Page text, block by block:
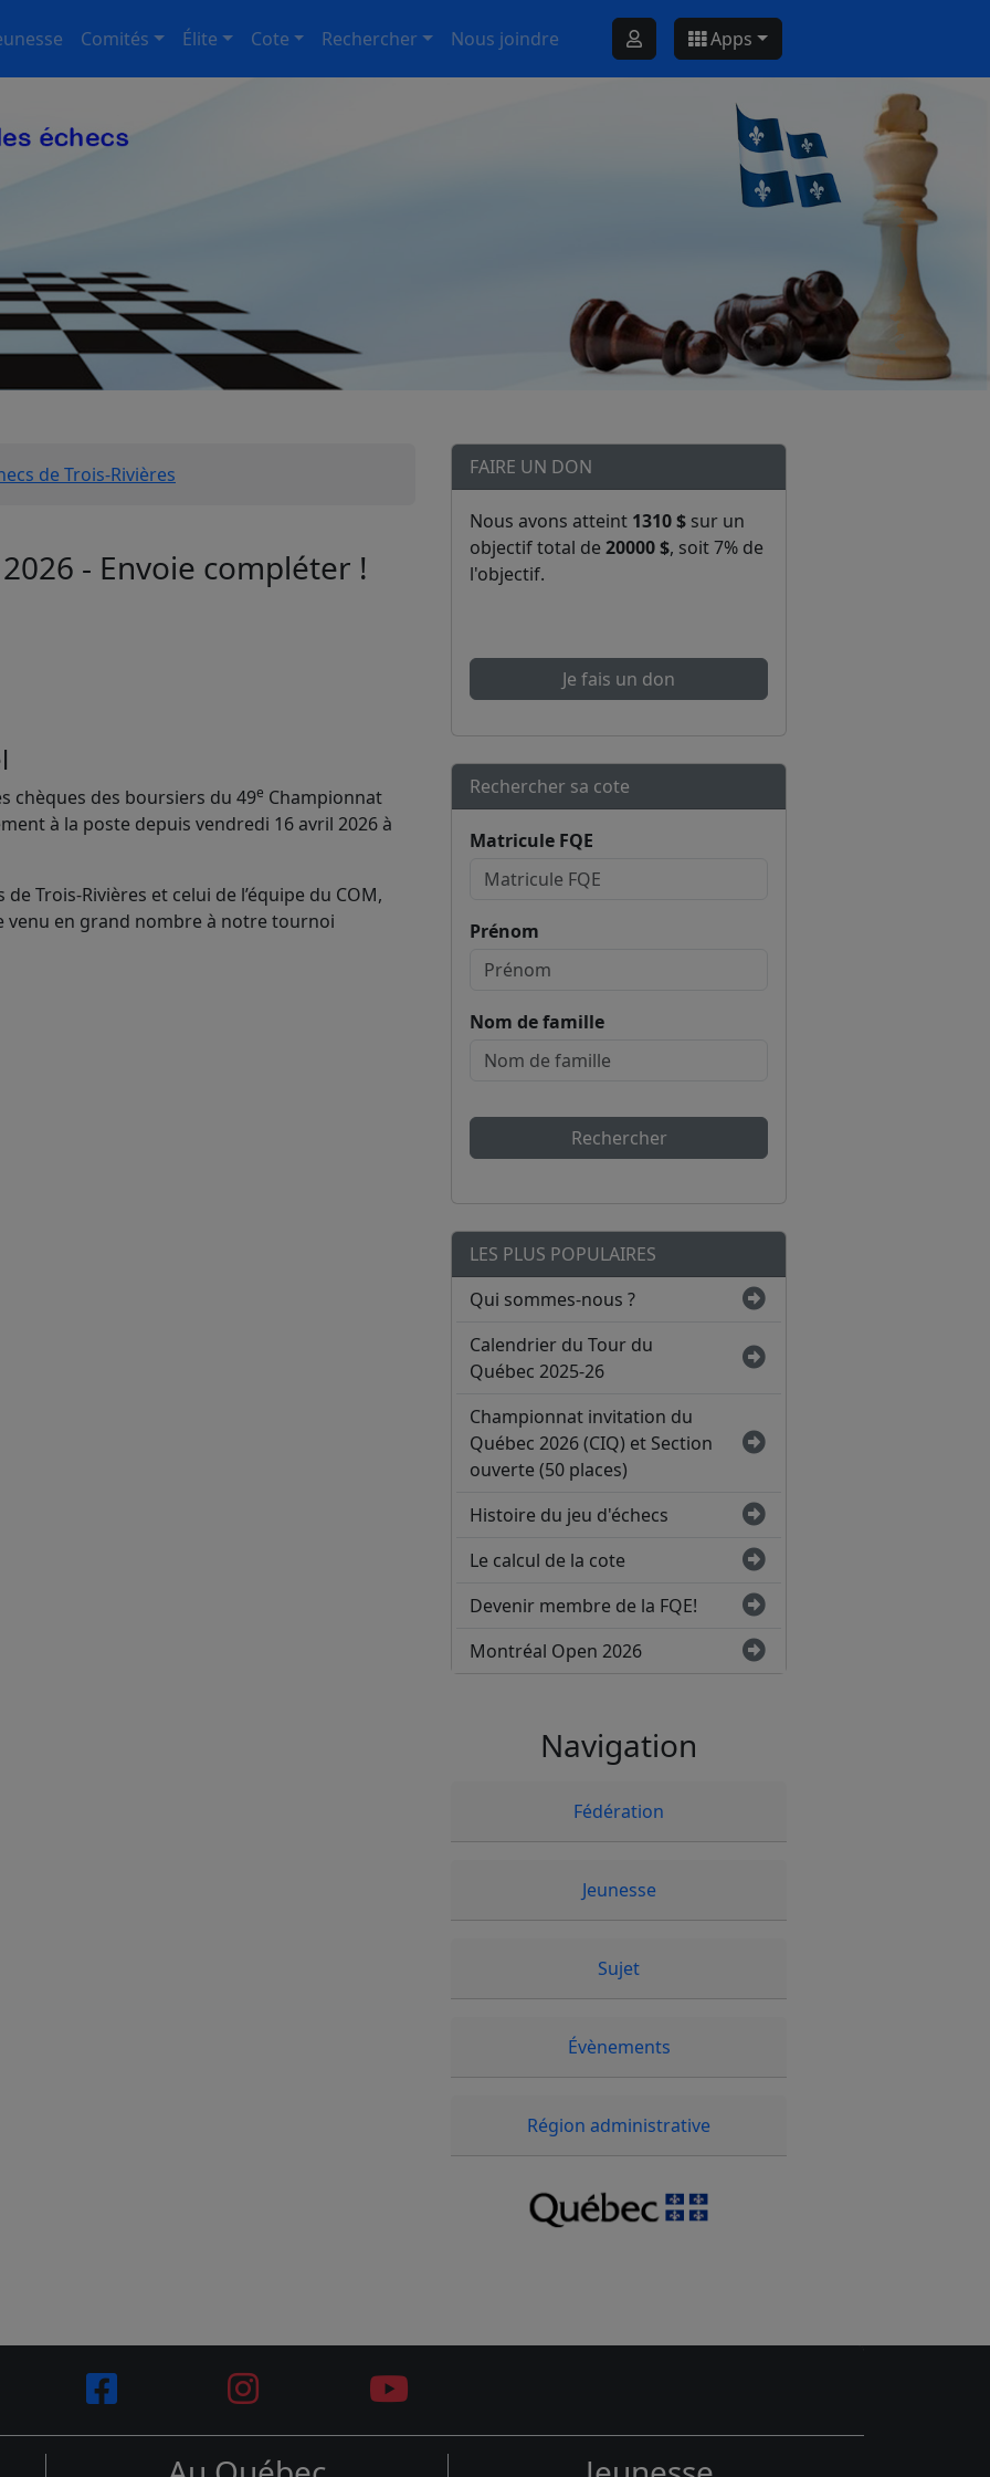
Comités Élite Cote Rechercher Nous joindre Apps
de Trois-Rivières
- Envoie compléter !
chèques des boursiers du 49e Championnat
à la poste depuis vendredi 16 avril 2026 à
Trois-Rivières et celui de l’équipe du COM,
venu en grand nombre à notre tournoi
FAIRE UN DON
Nous avons atteint 1310 $ sur un
objectif total de 20000 $, soit 7% de
l'objectif.
Je fais un don
Rechercher sa cote
Matricule FQE
Prénom
Nom de famille
Rechercher
LES PLUS POPULAIRES
Qui sommes-nous ?
Calendrier du Tour du
Québec 2025-26
Championnat invitation du
Québec 2026 (CIQ) et Section
ouverte (50 places)
Histoire du jeu d'échecs
Le calcul de la cote
Devenir membre de la FQE!
Montréal Open 2026
Navigation
Fédération
Jeunesse
Sujet
Évènements
Région administrative